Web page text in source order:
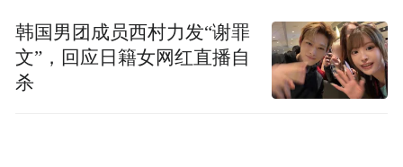
韩国男团成员西村力发“谢罪
文”，回应日籍女网红直播自
杀